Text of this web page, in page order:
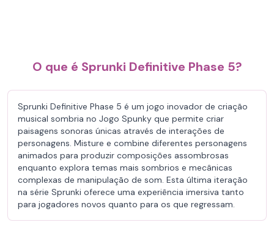
O que é Sprunki Definitive Phase 5?
Sprunki Definitive Phase 5 é um jogo inovador de criação
musical sombria no Jogo Spunky que permite criar
paisagens sonoras únicas através de interações de
personagens. Misture e combine diferentes personagens
animados para produzir composições assombrosas
enquanto explora temas mais sombrios e mecânicas
complexas de manipulação de som. Esta última iteração
na série Sprunki oferece uma experiência imersiva tanto
para jogadores novos quanto para os que regressam.